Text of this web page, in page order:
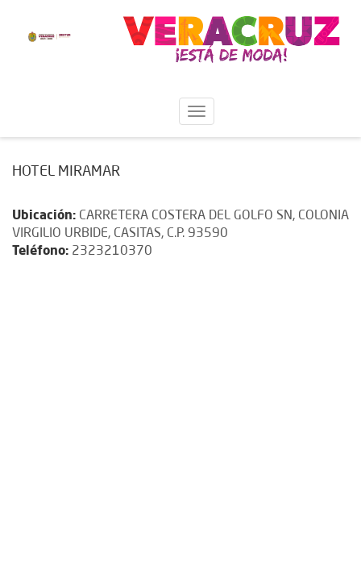
HOTEL MIRAMAR
Ubicación: CARRETERA COSTERA DEL GOLFO SN, COLONIA
VIRGILIO URBIDE, CASITAS, C.P. 93590
Teléfono: 2323210370